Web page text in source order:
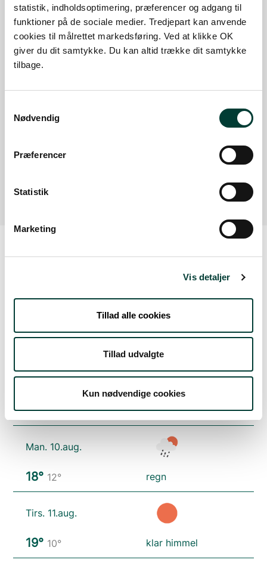
statistik, indholdsoptimering, præferencer og adgang til
funktioner på de sociale medier. Tredjepart kan anvende
cookies til målrettet markedsføring. Ved at klikke OK
giver du dit samtykke. Du kan altid trække dit samtykke
tilbage.
Nødvendig
Præferencer
Statistik
Marketing
Vis detaljer
Tillad alle cookies
Tillad udvalgte
Kun nødvendige cookies
Sådan kommer du dertil
Parkering
P-Plads ved Madum Sø
Søn. 9.aug.
24°11° skydække
Man. 10.aug.
18° 12° regn
Tirs. 11.aug.
19° 10° klar himmel